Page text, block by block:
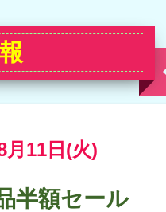
11日(火)
半額セール